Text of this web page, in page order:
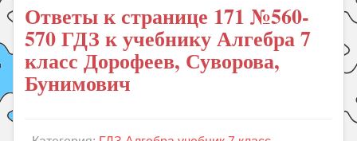
Книги
Рукоделие
Подготовка к школе
Уроки
Ответы к странице 171 №560-
570 ГДЗ к учебнику Алгебра 7
класс Дорофеев, Суворова,
Бунимович